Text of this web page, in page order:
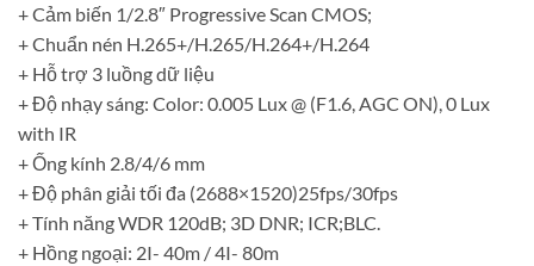
+ Cảm biến 1/2.8″ Progressive Scan CMOS;
+ Chuẩn nén H.265+/H.265/H.264+/H.264
+ Hỗ trợ 3 luồng dữ liệu
+ Độ nhạy sáng: Color: 0.005 Lux @ (F1.6, AGC ON), 0 Lux
with IR
+ Ống kính 2.8/4/6 mm
+ Độ phân giải tối đa (2688×1520)25fps/30fps
+ Tính năng WDR 120dB; 3D DNR; ICR;BLC.
+ Hồng ngoại: 2I- 40m / 4I- 80m